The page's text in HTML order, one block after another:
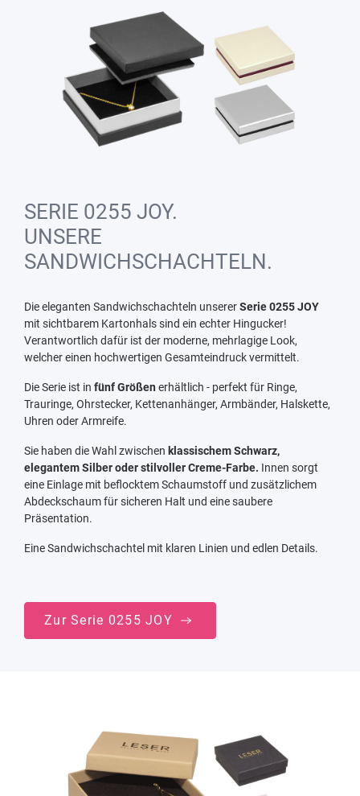
SERIE 0255 JOY.
UNSERE
SANDWICHSCHACHTELN.
Die eleganten Sandwichschachteln unsererSerie 0255 JOY
mit sichtbarem Kartonhals sind ein echter Hingucker!
Verantwortlich dafür ist der moderne, mehrlagige Look,
welcher einen hochwertigen Gesamteindruck vermittelt.
Die Serie ist in fünf Größen erhältlich - perfekt für Ringe,
Trauringe, Ohrstecker, Kettenanhänger, Armbänder, Halskette,
Uhren oder Armreife.
Sie haben die Wahl zwischen klassischem Schwarz,
elegantem Silber oder stilvoller Creme-Farbe. Innen sorgt
eine Einlage mit beflocktem Schaumstoff und zusätzlichem
Abdeckschaum für sicheren Halt und eine saubere
Präsentation.
Eine Sandwichschachtel mit klaren Linien und edlen Details.
Zur Serie 0255 JOY